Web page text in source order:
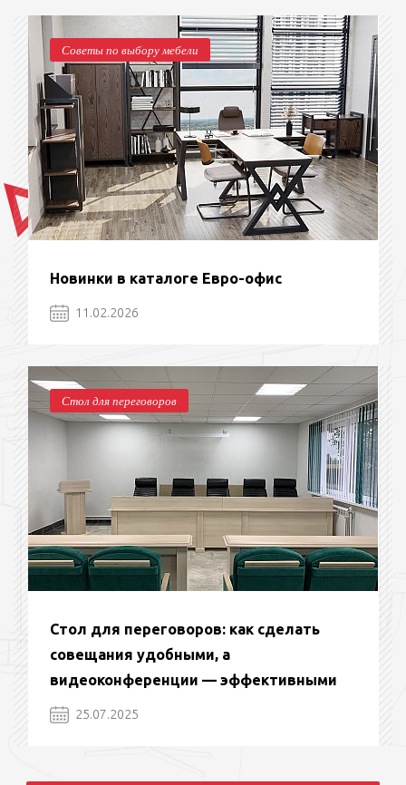
Советы по выбору мебели
Новинки в каталоге Евро-офис
11.02.2026
Стол для переговоров
Стол для переговоров: как сделать
совещания удобными, а
видеоконференции — эффективными
25.07.2025